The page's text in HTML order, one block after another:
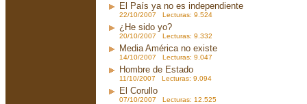
El País ya no es independiente
22/10/2007 Lecturas: 9.524
¿He sido yo?
20/10/2007 Lecturas: 9.332
Media América no existe
14/10/2007 Lecturas: 9.047
Hombre de Estado
11/10/2007 Lecturas: 9.094
El Corullo
07/10/2007 Lecturas: 12.525